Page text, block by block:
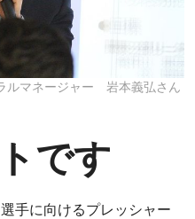
ルマネージャー 岩本義弘さん
です
手に向けるプレッシャー